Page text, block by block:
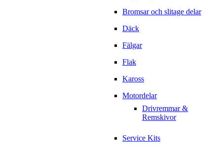
Bromsar och slitage delar
Däck
Fälgar
Flak
Kaross
Motordelar
Drivremmar &
Remskivor
Service Kits